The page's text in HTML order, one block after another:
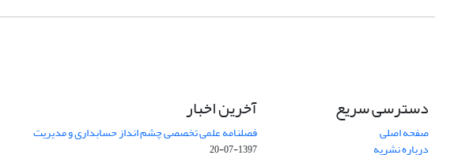
دسترسی سریع
صفحه اصلی
درباره نشریه
آخرین اخبار
فصلنامه علمی تخصصی چشم انداز حسابداری و مدیریت
1397-07-20